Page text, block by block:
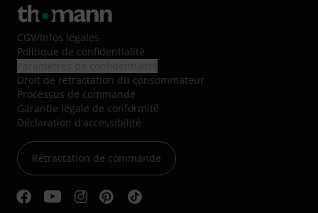
CGV/Infos légales
Politique de confidentialité
Droit de rétractation du consommateur
Processus de commande
Garantie légale de conformité
Déclaration d'accessibilité
Rétractation de commande